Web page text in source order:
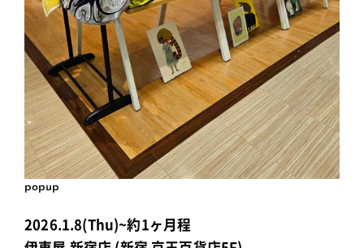
popup
2026.1.8(Thu)~約1ヶ月程